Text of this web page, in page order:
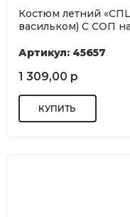
Костюм летний
васильком) С СОП
Артикул: 45657
1 309,00 р